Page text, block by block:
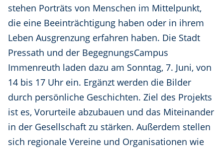
stehen Porträts von Menschen im Mittelpunkt,
die eine Beeinträchtigung haben oder in ihrem
Leben Ausgrenzung erfahren haben. Die Stadt
Pressath und der BegegnungsCampus
Immenreuth laden dazu am Sonntag, 7. Juni, von
14 bis 17 Uhr ein. Ergänzt werden die Bilder
durch persönliche Geschichten. Ziel des Projekts
ist es, Vorurteile abzubauen und das Miteinander
in der Gesellschaft zu stärken. Außerdem stellen
sich regionale Vereine und Organisationen wie